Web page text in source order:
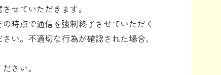
せていただきます。
時点で通信を強制終了させていただく
い。不適切な行為が確認された場合、
さい。